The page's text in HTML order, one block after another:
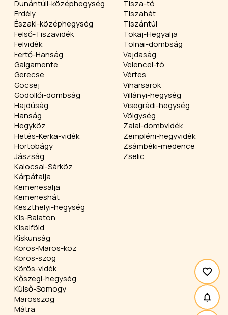
Dunántúli-középhegység
Erdély
Északi-középhegység
Felső-Tiszavidék
Felvidék
Fertő-Hanság
Galgamente
Gerecse
Göcsej
Gödöllői-dombság
Hajdúság
Hanság
Hegyköz
Hetés-Kerka-vidék
Hortobágy
Jászság
Kalocsai-Sárköz
Kárpátalja
Kemenesalja
Kemeneshát
Keszthelyi-hegység
Kis-Balaton
Kisalföld
Kiskunság
Körös-Maros-köz
Körös-szög
Körös-vidék
Kőszegi-hegység
Külső-Somogy
Marosszög
Mátra
Tisza-tó
Tiszahát
Tiszántúl
Tokaj-Hegyalja
Tolnai-dombság
Vajdaság
Velencei-tó
Vértes
Viharsarok
Villányi-hegység
Visegrádi-hegység
Völgység
Zalai-dombvidék
Zempléni-hegyvidék
Zsámbéki-medence
Zselic